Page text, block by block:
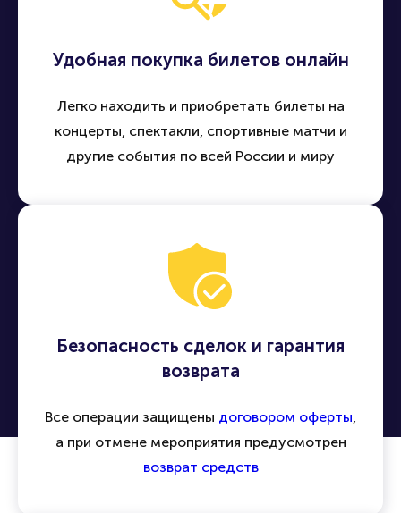
Удобная покупка билетов онлайн
Легко находить и приобретать билеты на
концерты, спектакли, спортивные матчи и
другие события по всей России и миру
Безопасность сделок и гарантия
возврата
Все операции защищены договором оферты,
а при отмене мероприятия предусмотрен
возврат средств